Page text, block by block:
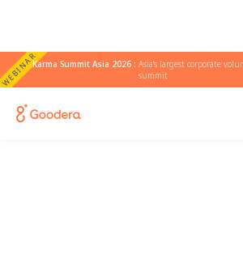
WEBINARKarma Summit Asia 2026 :Asia's largest corporate
summit